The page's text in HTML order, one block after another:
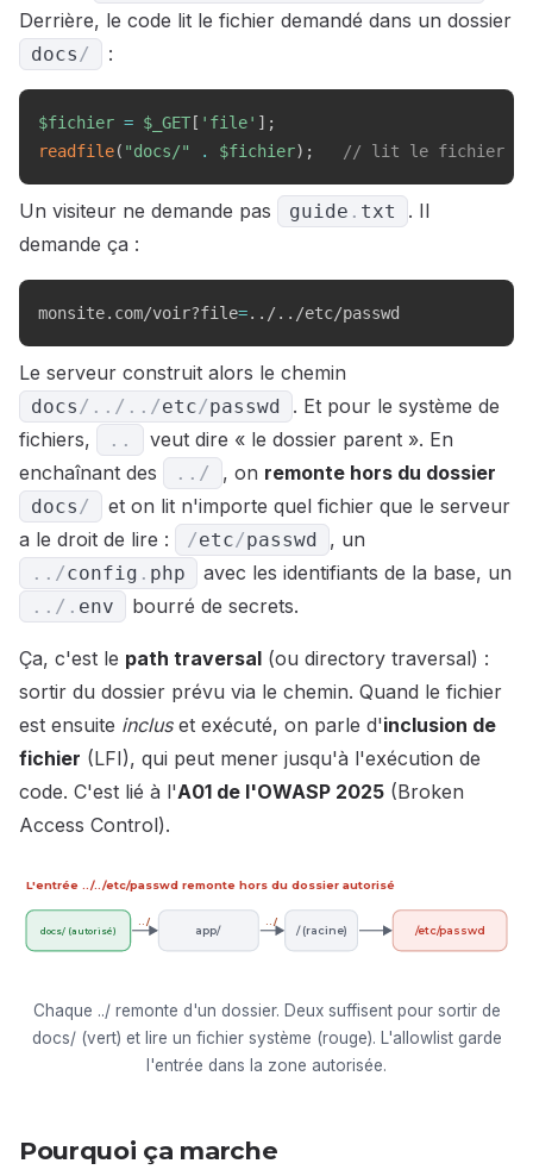
Derrière, le code lit le fichier demandé dans un dossier
docs/ :
$fichier = $_GET [ 'file' ] ;
readfile( "docs/" . $fichier) ; // lit le fichier
Un visiteur ne demande pas guide . txt
. Il
demande ça :
monsite.com/voir?file=.. /.. /etc/passwd
Le serveur construit alors le chemin
docs/ . . / . . /etc/passwd
. Et pour le système de
fichiers,
. .
veut dire « le dossier parent ». En
enchaînant des
. . / , on remonte hors du dossier
docs/
et on lit n'importe quel fichier que le serveur
a le droit de lire :
/etc/passwd , un
. . /config . php avec les identifiants de la base, un
. . / . env bourré de secrets.
Ça, c'est le path traversal (ou directory traversal) :
sortir du dossier prévu via le chemin. Quand le fichier
est ensuite incluset exécuté, on parle d'inclusion de
fichier (LFI), qui peut mener jusqu'à l'exécution de
code. C'est lié à l'A01 de l'OWASP 2025 (Broken
Access Control).
L'entrée ../../etc/passwd remonte hors du dossier autorisé
docs/ (autorisé) app/ / (racine) /etc/passwd
../ ../
Chaque ../ remonte d'un dossier. Deux suffisent pour sortir de
docs/ (vert) et lire un fichier système (rouge). L'allowlist garde
l'entrée dans la zone autorisée.
Pourquoi ça marche